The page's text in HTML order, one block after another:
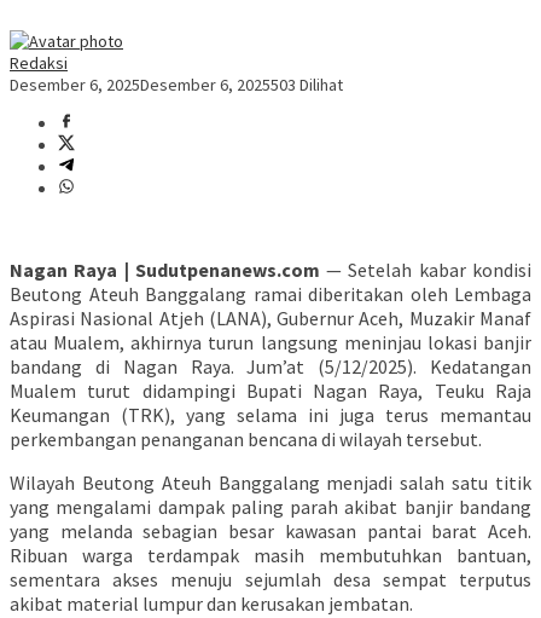
Redaksi
Desember 6, 2025Desember 6, 2025503 Dilihat
Nagan Raya | Sudutpenanews.com — Setelah kabar kondisi
Beutong Ateuh Banggalang ramai diberitakan oleh Lembaga
Aspirasi Nasional Atjeh (LANA), Gubernur Aceh, Muzakir Manaf
atau Mualem, akhirnya turun langsung meninjau lokasi banjir
bandang di Nagan Raya. Jum’at (5/12/2025). Kedatangan
Mualem turut didampingi Bupati Nagan Raya, Teuku Raja
Keumangan (TRK), yang selama ini juga terus memantau
perkembangan penanganan bencana di wilayah tersebut.
Wilayah Beutong Ateuh Banggalang menjadi salah satu titik
yang mengalami dampak paling parah akibat banjir bandang
yang melanda sebagian besar kawasan pantai barat Aceh.
Ribuan warga terdampak masih membutuhkan bantuan,
sementara akses menuju sejumlah desa sempat terputus
akibat material lumpur dan kerusakan jembatan.